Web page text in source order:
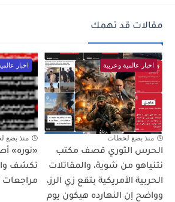
مقالات قد تهمك
اخبار عالمية وعربية
منذ بضع لحظات
الحرس الثوري قصف مكتب
نتنياهو من شوية، والمقاتلات
الحربية الأمريكية بتقع زي الرز،
وواضح إن النهارده هيكون يوم
اخبار
منذ بضع
«نوره»
تكشف
مراجعات